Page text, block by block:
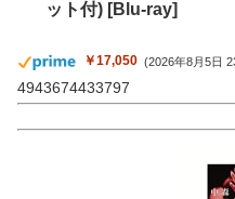
ット付) [Blu-ray]
￥17,050 (2026年8月5日
4943674433797